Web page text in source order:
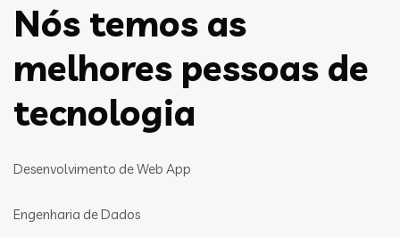
Nós temos as
melhores pessoas de
tecnologia
Desenvolvimento de Web App
Engenharia de Dados